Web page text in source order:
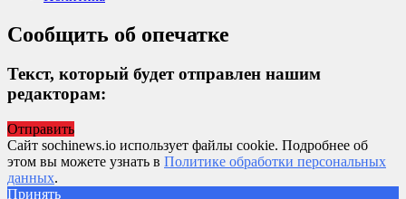
Сообщить об опечатке
Текст, который будет отправлен нашим
редакторам:
Отправить
Сайт sochinews.io использует файлы cookie. Подробнее об
этом вы можете узнать в Политике обработки персональных
данных.
Принять